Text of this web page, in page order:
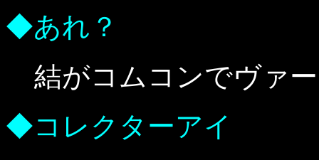
◆あれ？
結がコムコンでヴァ
◆コレクターアイ